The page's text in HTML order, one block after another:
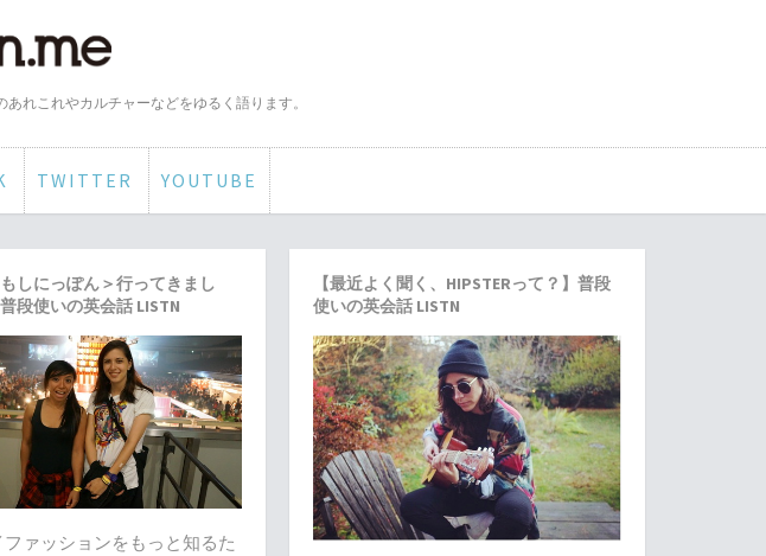
れこれやカルチャーなどをゆるく語ります。
TWITTER YOUTUBE
もしにっぽん＞行ってきまし
段使いの英会話 LISTN
ファッションをもっと知るた
【最近よく聞く、HIPSTERって？】普段
使いの英会話 LISTN